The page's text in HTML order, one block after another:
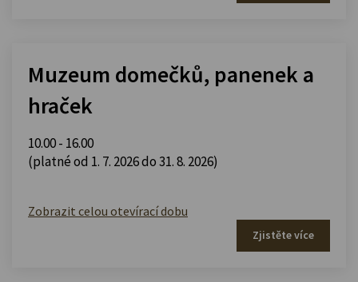
Muzeum domečků, panenek a
hraček
10.00 - 16.00
(platné od 1. 7. 2026 do 31. 8. 2026)
Zobrazit celou otevírací dobu
Zjistěte více